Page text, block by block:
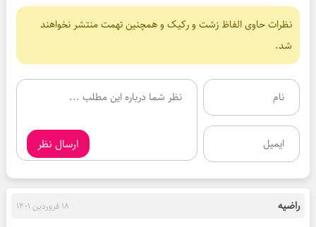
نظرات حاوی الفاظ زشت و رکیک و همچنین تهمت منتشر نخواهند
شد.
ارسال نظر
راضیه 18 فروردین 1401